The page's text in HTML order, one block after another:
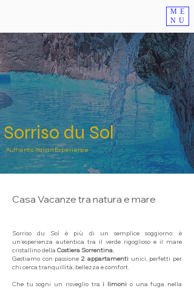
ME
NU
Sorriso du Sol
Authentic Italian Experience
Casa Vacanze tra natura e mare
Sorriso du Sol è più di un semplice soggiorno: è
un’esperienza autentica tra il verde rigoglioso e il mare
cristallino della Costiera Sorrentina.
Gestiamo con passione2 appartamentiunici, perfetti per
chi cerca tranquillità, bellezza e comfort.
Che tu sogni un risveglio trai limoni o una fuga nella